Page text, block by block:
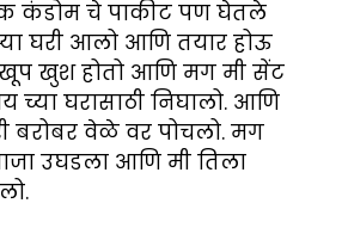
कंडोम चे पाकीट पण घेतले
घरी आलो आणि तयार होऊ
खुश होतो आणि मग मी सेंट
घरासाठी निघालो. आणि
बरोबर वेळे वर पोचलो. मग
उघडला आणि मी तिला